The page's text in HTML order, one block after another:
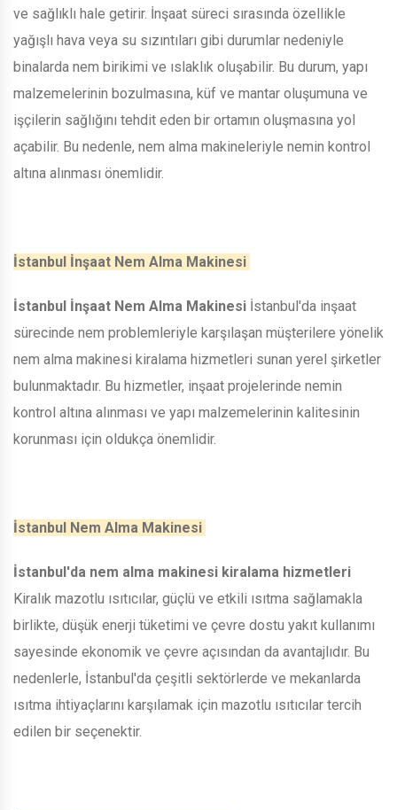
ve sağlıklı hale getirir. İnşaat süreci sırasında özellikle
yağışlı hava veya su sızıntıları gibi durumlar nedeniyle
binalarda nem birikimi ve ıslaklık oluşabilir. Bu durum, yapı
malzemelerinin bozulmasına, küf ve mantar oluşumuna ve
işçilerin sağlığını tehdit eden bir ortamın oluşmasına yol
açabilir. Bu nedenle, nem alma makineleriyle nemin kontrol
altına alınması önemlidir.
İstanbul İnşaat Nem Alma Makinesi
İstanbul İnşaat Nem Alma Makinesi İstanbul'da inşaat
sürecinde nem problemleriyle karşılaşan müşterilere yönelik
nem alma makinesi kiralama hizmetleri sunan yerel şirketler
bulunmaktadır. Bu hizmetler, inşaat projelerinde nemin
kontrol altına alınması ve yapı malzemelerinin kalitesinin
korunması için oldukça önemlidir.
İstanbul Nem Alma Makinesi
İstanbul'da nem alma makinesi kiralama hizmetleri
Kiralık mazotlu ısıtıcılar, güçlü ve etkili ısıtma sağlamakla
birlikte, düşük enerji tüketimi ve çevre dostu yakıt kullanımı
sayesinde ekonomik ve çevre açısından da avantajlıdır. Bu
nedenlerle, İstanbul'da çeşitli sektörlerde ve mekanlarda
ısıtma ihtiyaçlarını karşılamak için mazotlu ısıtıcılar tercih
edilen bir seçenektir.